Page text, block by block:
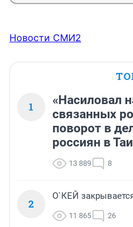
Новости СМИ2
1
«Насиловал
связанных
поворот в
россиян в
13 889 8
2
О`КЕЙ
11 865 26